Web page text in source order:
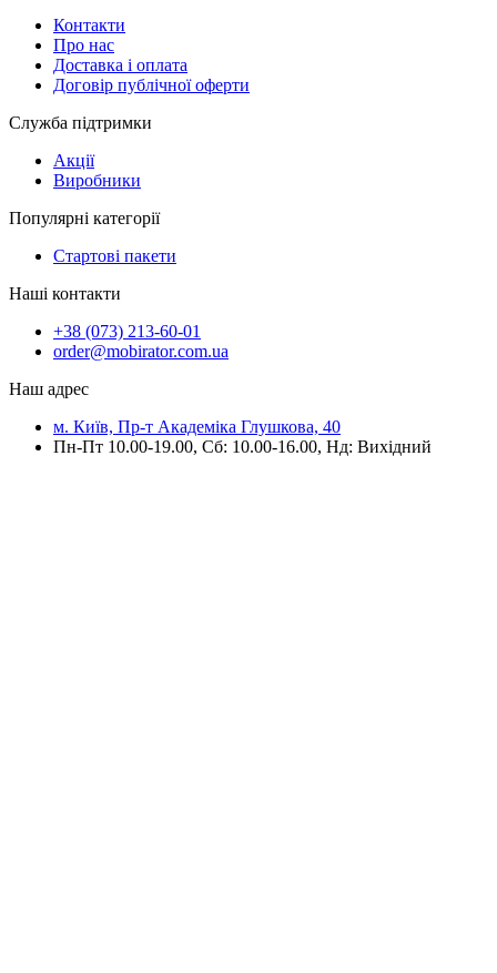
Контакти
Про нас
Доставка і оплата
Договір публічної оферти
Служба підтримки
Акції
Виробники
Популярні категорії
Стартові пакети
Наші контакти
+38 (073) 213-60-01
order@mobirator.com.ua
Наш адрес
м. Київ, Пр-т Академіка Глушкова, 40
Пн-Пт 10.00-19.00, Cб: 10.00-16.00, Нд: Вихідний